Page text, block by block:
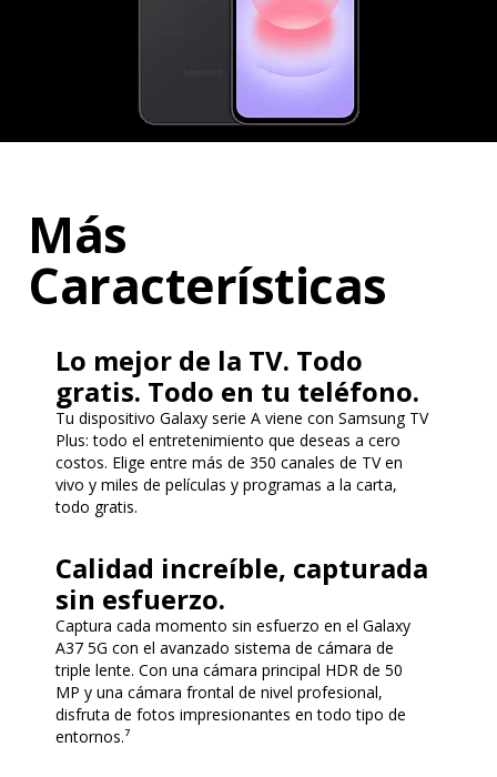
Más
Características
Lo mejor de la TV. Todo
gratis. Todo en tu teléfono.
Tu dispositivo Galaxy serie A viene con Samsung TV
Plus: todo el entretenimiento que deseas a cero
costos. Elige entre más de 350 canales de TV en
vivo y miles de películas y programas a la carta,
todo gratis.
Calidad increíble, capturada
sin esfuerzo.
Captura cada momento sin esfuerzo en el Galaxy
A37 5G con el avanzado sistema de cámara de
triple lente. Con una cámara principal HDR de 50
MP y una cámara frontal de nivel profesional,
disfruta de fotos impresionantes en todo tipo de
entornos.⁷